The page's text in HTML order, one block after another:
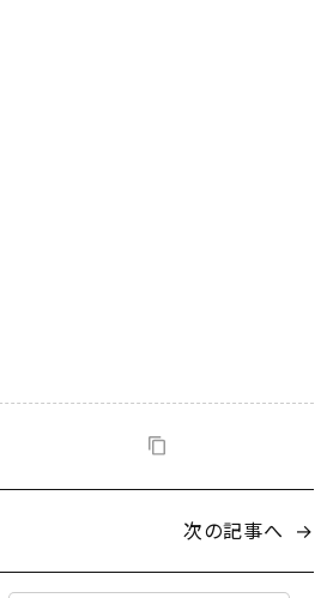
次の記事へ →